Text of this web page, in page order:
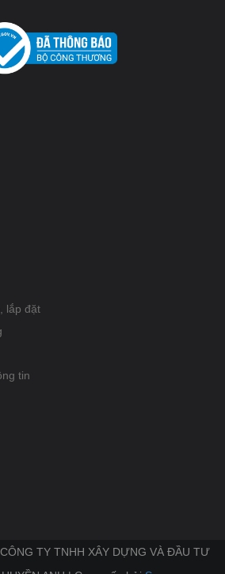
lắp đặt
tin
TY TNHH XÂY DỰNG VÀ ĐẦU TƯ